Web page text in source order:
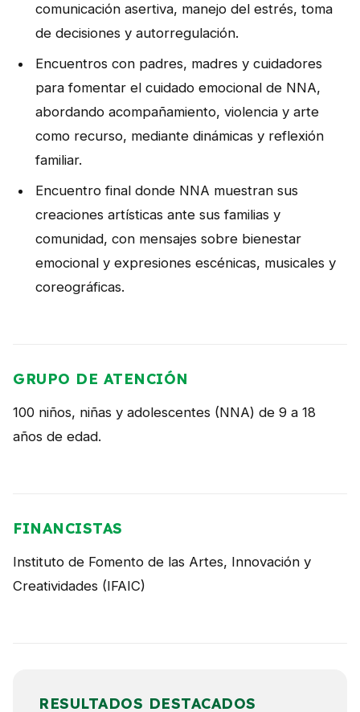
comunicación asertiva, manejo del estrés, toma
de decisiones y autorregulación.
Encuentros con padres, madres y cuidadores
para fomentar el cuidado emocional de NNA,
abordando acompañamiento, violencia y arte
como recurso, mediante dinámicas y reflexión
familiar.
Encuentro final donde NNA muestran sus
creaciones artísticas ante sus familias y
comunidad, con mensajes sobre bienestar
emocional y expresiones escénicas, musicales y
coreográficas.
GRUPO DE ATENCIÓN
100 niños, niñas y adolescentes (NNA) de 9 a 18
años de edad.
FINANCISTAS
Instituto de Fomento de las Artes, Innovación y
Creatividades (IFAIC)
RESULTADOS DESTACADOS